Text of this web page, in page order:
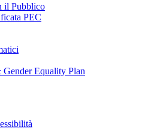
il Pubblico
PEC
Equality Plan